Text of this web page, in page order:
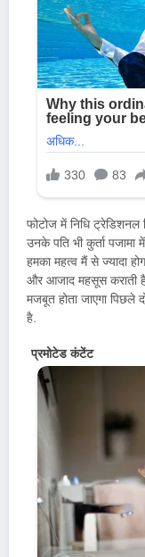
फोटोज में निधि ट्रेडिशनल
उनके पति भी कुर्ता पजामा
हमका महत्व मैं से ज्यादा
और आजाद महसूस कराती
मजबूत होता जाएगा पिछले
है.